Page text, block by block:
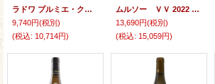
ラドワ プルミエ・クリュ レ・グレション 白 2024 シルヴァン・ロワシェ
9,740円(税別)
(税込: 10,714円)
ムルソー ＶＶ 2022 ドゥニ キャレ
13,690円(税別)
(税込: 15,059円)